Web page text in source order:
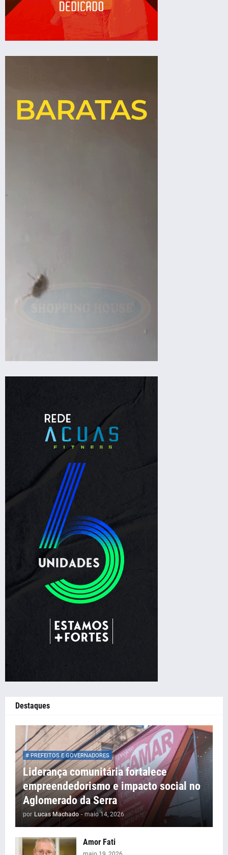
Destaques
# PREFEITOS E GOVERNADORES
Liderança comunitária fortalece
empreendedorismo e impacto social no
Aglomerado da Serra
por Lucas Machado - maio 14, 2026
Amor Fati